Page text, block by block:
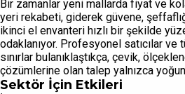
Bir zamanlar yeni mallarda fiyat ve
yeri rekabeti, giderek güvene,
ikinci el envanteri hızlı bir şekilde
odaklanıyor. Profesyonel satıcılar ve
sınırlar bulanıklaştıkça, çevik,
çözümlerine olan talep yalnızca
Sektör İçin Etkileri